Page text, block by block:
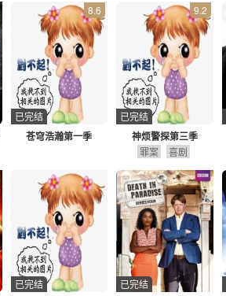
苍穹浩瀚第一季
8.6
已完结
神烦警探第三季
9.2
已完结
罪案 喜剧
已完结 已完结